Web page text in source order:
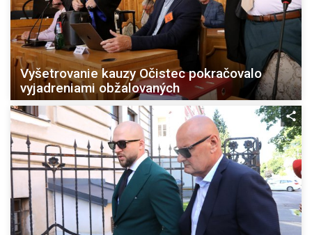
Vyšetrovanie kauzy Očistec pokračovalo
vyjadreniami obžalovaných